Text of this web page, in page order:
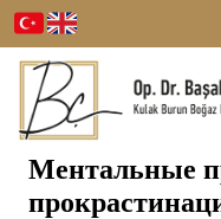
Ментальные